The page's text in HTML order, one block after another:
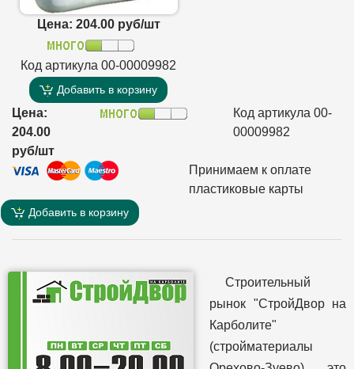
Цена: 204.00 руб/шт
Код артикула 00-00009982
Добавить в корзину
Цена:
204.00
руб/шт
Код артикула 00-
00009982
Принимаем к оплате
пластиковые карты
Добавить в корзину
Строительный
рынок "СтройДвор на
Карболите"
(стройматериалы